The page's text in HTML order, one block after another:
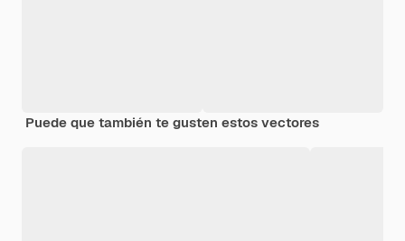
Puede que también te gusten estos vectores